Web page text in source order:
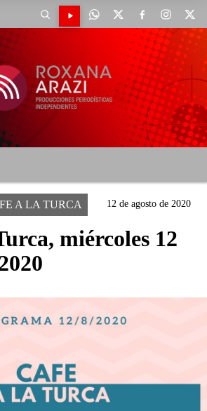
A LA TURCA 12 de agosto de 2020
miércoles 12